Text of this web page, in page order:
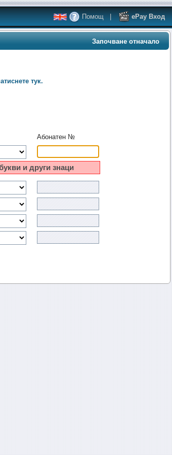
Помощ | ePay Вход
Започване отначало
тук.
Абонатен №
и други знаци